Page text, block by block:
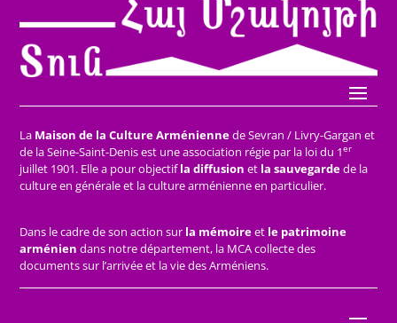
La Maison de la Culture Arméniennede Sevran / Livry-Gargan et
de la Seine-Saint-Denis est une association régie par la loi du 1er
juillet 1901. Elle a pour objectifla diffusion et la sauvegardede la
culture en générale et la culture arménienne en particulier.
Dans le cadre de son action sur la mémoireet le patrimoine
arménien dans notre département, la MCA collecte des
documents sur l’arrivée et la vie des Arméniens.